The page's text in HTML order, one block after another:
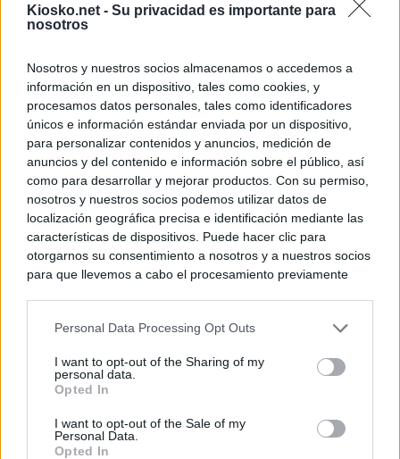
Kiosko.net - Su privacidad es importante para
nosotros
Nosotros y nuestros socios almacenamos o accedemos a
información en un dispositivo, tales como cookies, y
procesamos datos personales, tales como identificadores
únicos e información estándar enviada por un dispositivo,
para personalizar contenidos y anuncios, medición de
anuncios y del contenido e información sobre el público, así
como para desarrollar y mejorar productos. Con su permiso,
nosotros y nuestros socios podemos utilizar datos de
localización geográfica precisa e identificación mediante las
características de dispositivos. Puede hacer clic para
otorgarnos su consentimiento a nosotros y a nuestros socios
para que llevemos a cabo el procesamiento previamente
negar su consentimiento. Tenga en cuenta que algún
de su consentimiento, pero usted tiene el derecho de
rechazar tal procesamiento. Sus preferencias se aplicarán
cualquier momento entrando de nuevo en este sitio web o
visitando nuestra política de privacidad.
Personal Data Processing Opt Outs
I want to opt-out of the Sharing of my
personal data.
Opted In
I want to opt-out of the Sale of my
Personal Data.
Opted In